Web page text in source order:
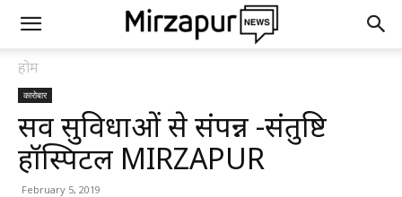
होम
कारोबार
सर्व सुविधाओं से संपन्न -संतुष्टि
हॉस्पिटल MIRZAPUR
February 5, 2019